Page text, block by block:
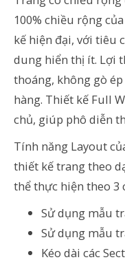
100% chiều rộng
kế hiện đại, với tiêu
dung hiển thị ít. Lợi
thoáng, không gò
hàng. Thiết kế Full
chủ, giúp phô diễn
Tính năng Layout
thiết kế trang theo
thể thực hiện theo 3
Sử dụng mẫu
Sử dụng mẫu
Kéo dài các